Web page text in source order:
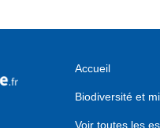
Accueil
Biodiversité et
Voir toutes les